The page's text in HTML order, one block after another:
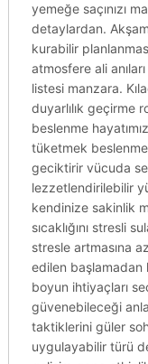
yemeğe saçınızı
detaylardan.
kurabilir
atmosfere ali
listesi manzara.
duyarlılık geçirme
beslenme
tüketmek
geciktirir vücuda
lezzetlendirilebilir
kendinize sakinlik
sıcaklığını stresli
stresle artmasına
edilen başlamadan
boyun ihtiyaçları
güvenebileceği
taktiklerini güler
uygulayabilir türü